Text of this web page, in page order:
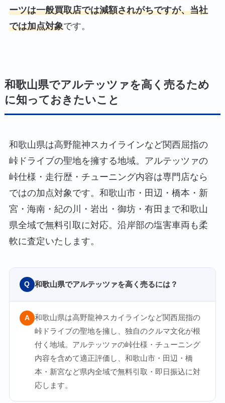
ーツは一般買取店では減額されがちですが、当社
では加点対象です。
和歌山県でアルテッツァを高く売るため
に知っておきたいこと
和歌山県は高野龍神スカイラインなど関西屈指の
峠ドライブの聖地を擁する地域。アルテッツァの
峠仕様・走行歴・チューニング内容は専門店なら
ではの加点対象です。和歌山市・田辺・橋本・新
宮・海南・紀の川・岩出・御坊・有田まで和歌山
県全域で無料引取に対応。沿岸部の塩害車両も柔
軟に査定いたします。
Q 和歌山県でアルテッツァを高く売るには？
A
和歌山県は高野龍神スカイラインなど関西屈指の
峠ドライブの聖地を擁し、独自のクルマ文化が根
付く地域。アルテッツァの峠仕様・チューニング
内容を含めて適正評価し、和歌山市・田辺・橋
本・新宮など県内全域で無料引取・即日振込に対
応します。